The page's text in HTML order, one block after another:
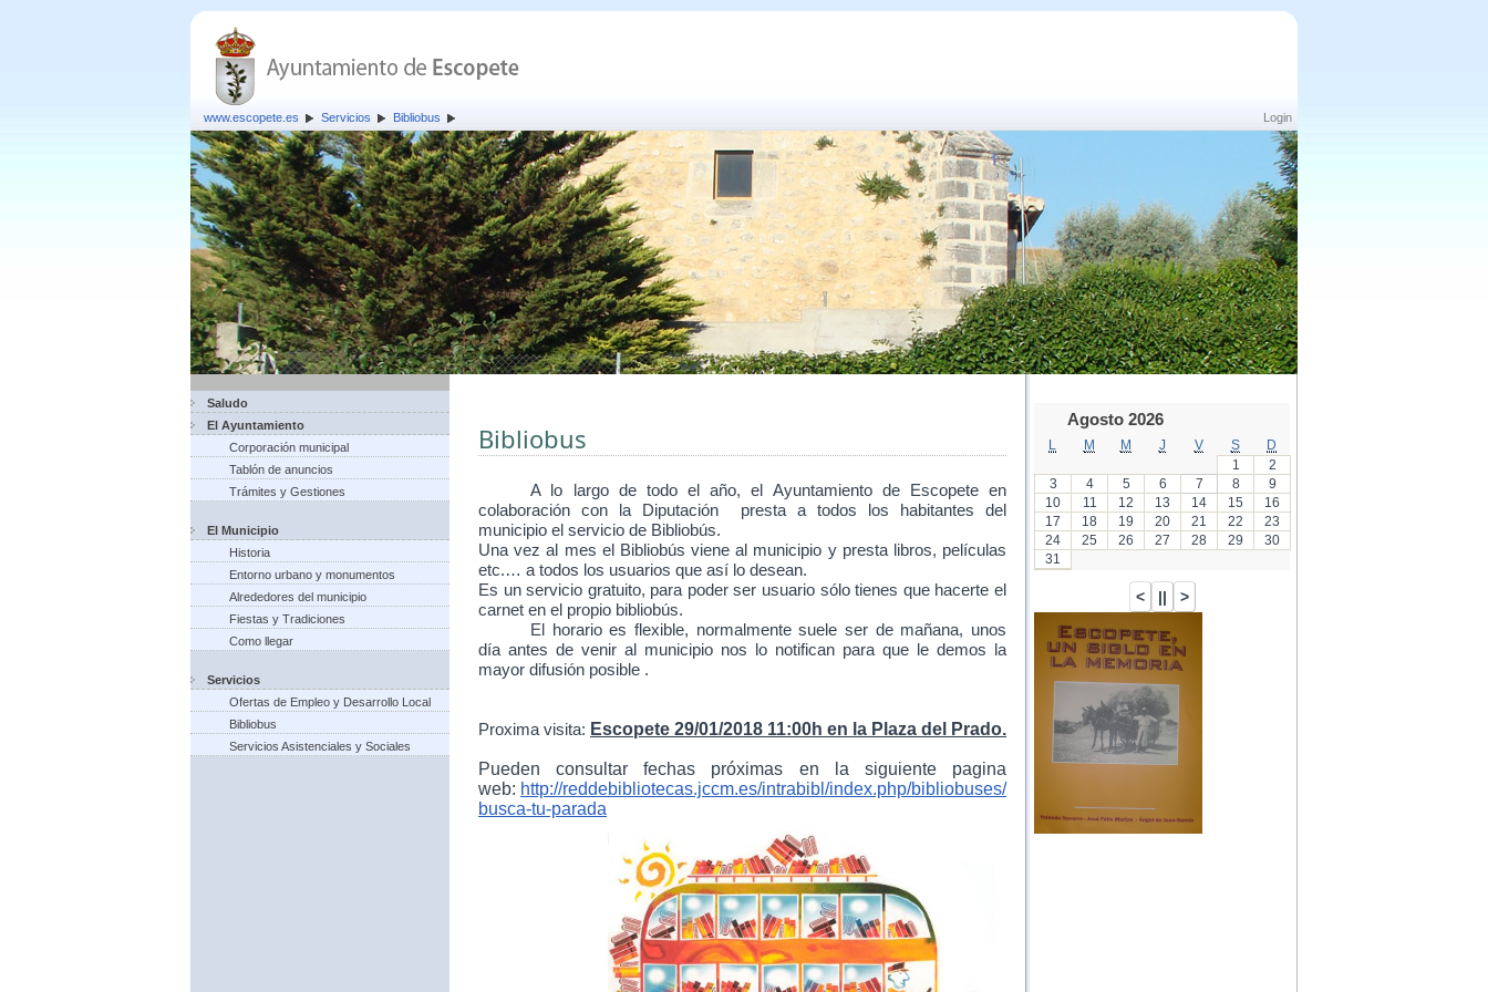
Login
www.escopete.es Servicios Bibliobus
Saludo
El Ayuntamiento
Corporación municipal
Tablón de anuncios
Trámites y Gestiones
El Municipio
Historia
Entorno urbano y monumentos
Alrededores del municipio
Fiestas y Tradiciones
Como llegar
Servicios
Ofertas de Empleo y Desarrollo Local
Bibliobus
Servicios Asistenciales y Sociales
Bibliobus
A lo largo de todo el
año, el Ayuntamiento de Escopete en
colaboración con la Diputación presta a todos los habitantes del
municipio el servicio de Bibliobús.
Una vez al mes el Bibliobús viene al municipio y presta libros, películas
etc.… a todos los usuarios que así lo desean.
Es un servicio gratuito, para poder ser usuario sólo tienes que hacerte el
carnet en el propio bibliobús.
El horario es flexible, normalmente suele ser de mañana, unos
día antes de venir al municipio nos lo notifican para que le demos la
mayor difusión posible .
Proxima visita: Escopete 29/01/2018 11:00h en la Plaza del Prado.
Pueden consultar fechas próximas en la siguiente pagina
web: http://reddebibliotecas.jccm.es/intrabibl/index.php/bibliobuses/
busca-tu-parada
Agosto 2026
M M J V S
D
1
2
3
4 5 6 7 8
9
10
11 12 13 14 15
16
17
18 19 20 21 22
23
24
25 26 27 28 29
30
31